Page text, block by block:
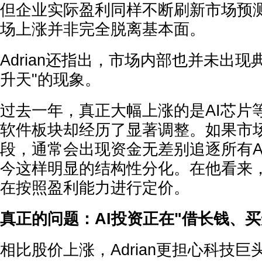
但企业实际盈利同样不断刷新市场预
场上涨并非完全脱离基本面。
Adrian还指出，市场内部也并未出现
升天"的现象。
过去一年，真正大幅上涨的是AI芯片
软件板块却经历了显著调整。如果市
段，通常会出现资金无差别追逐所有
今这样明显的结构性分化。在他看来
在按照盈利能力进行定价。
真正的问题：AI投资正在"借长钱、
相比股价上涨，Adrian更担心科技巨